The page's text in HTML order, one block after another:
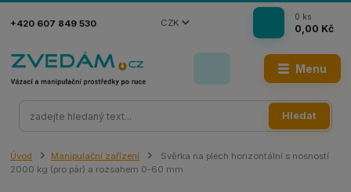
Menu
CZK
Hledat
+420 607 849 530
0 ks
0,00 Kč
Úvod Manipulační zařízení
Svěrka na plech horizontální s nosností
2000 kg (pro pár) a rozsahem 0-60 mm